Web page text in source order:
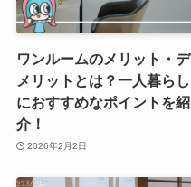
ワンルームのメリット・デ
メリットとは？一人暮らし
におすすめなポイントを紹
介！
2026年2月2日